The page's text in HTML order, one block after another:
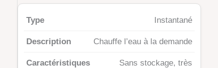
Instantané
Chauffe l’eau à la demande
Sans stockage, très